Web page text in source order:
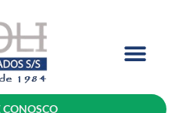
CONOSCO